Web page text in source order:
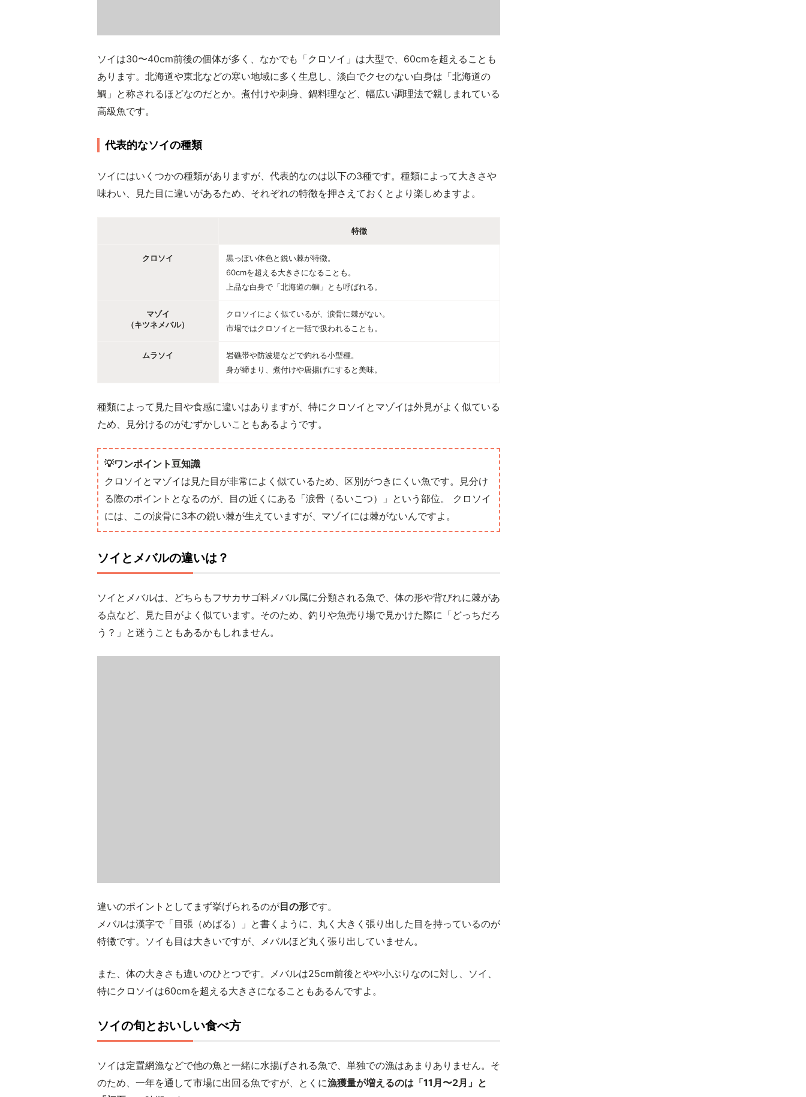
ソイは30〜40cm前後の個体が多く、なかでも「クロソイ」は大型で、60cmを超えることも
あります。北海道や東北などの寒い地域に多く生息し、淡白でクセのない白身は「北海道の
鯛」と称されるほどなのだとか。煮付けや刺身、鍋料理など、幅広い調理法で親しまれている
高級魚です。
代表的なソイの種類
ソイにはいくつかの種類がありますが、代表的なのは以下の3種です。種類によって大きさや
味わい、見た目に違いがあるため、それぞれの特徴を押さえておくとより楽しめますよ。
特徴
クロソイ
黒っぽい体色と鋭い棘が特徴。
60cmを超える大きさになることも。
上品な白身で「北海道の鯛」とも呼ばれる。
マゾイ
（キツネメバル）
クロソイによく似ているが、涙骨に棘がない。
市場ではクロソイと一括で扱われることも。
ムラソイ
岩礁帯や防波堤などで釣れる小型種。
身が締まり、煮付けや唐揚げにすると美味。
種類によって見た目や食感に違いはありますが、特にクロソイとマゾイは外見がよく似ている
ため、見分けるのがむずかしいこともあるようです。
💡ワンポイント豆知識
クロソイとマゾイは見た目が非常によく似ているため、区別がつきにくい魚です。見分け
る際のポイントとなるのが、目の近くにある「涙骨（るいこつ）」という部位。 クロソイ
には、この涙骨に3本の鋭い棘が生えていますが、マゾイには棘がないんですよ。
ソイとメバルの違いは？
ソイとメバルは、どちらもフサカサゴ科メバル属に分類される魚で、体の形や背びれに棘があ
る点など、見た目がよく似ています。そのため、釣りや魚売り場で見かけた際に「どっちだろ
う？」と迷うこともあるかもしれません。
違いのポイントとしてまず挙げられるのが目の形です。
メバルは漢字で「目張（めばる）」と書くように、丸く大きく張り出した目を持っているのが
特徴です。ソイも目は大きいですが、メバルほど丸く張り出していません。
また、体の大きさも違いのひとつです。メバルは25cm前後とやや小ぶりなのに対し、ソイ、
特にクロソイは60cmを超える大きさになることもあるんですよ。
ソイの旬とおいしい食べ方
ソイは定置網漁などで他の魚と一緒に水揚げされる魚で、単独での漁はあまりありません。そ
のため、一年を通して市場に出回る魚ですが、とくに漁獲量が増えるのは「11月〜2月」と